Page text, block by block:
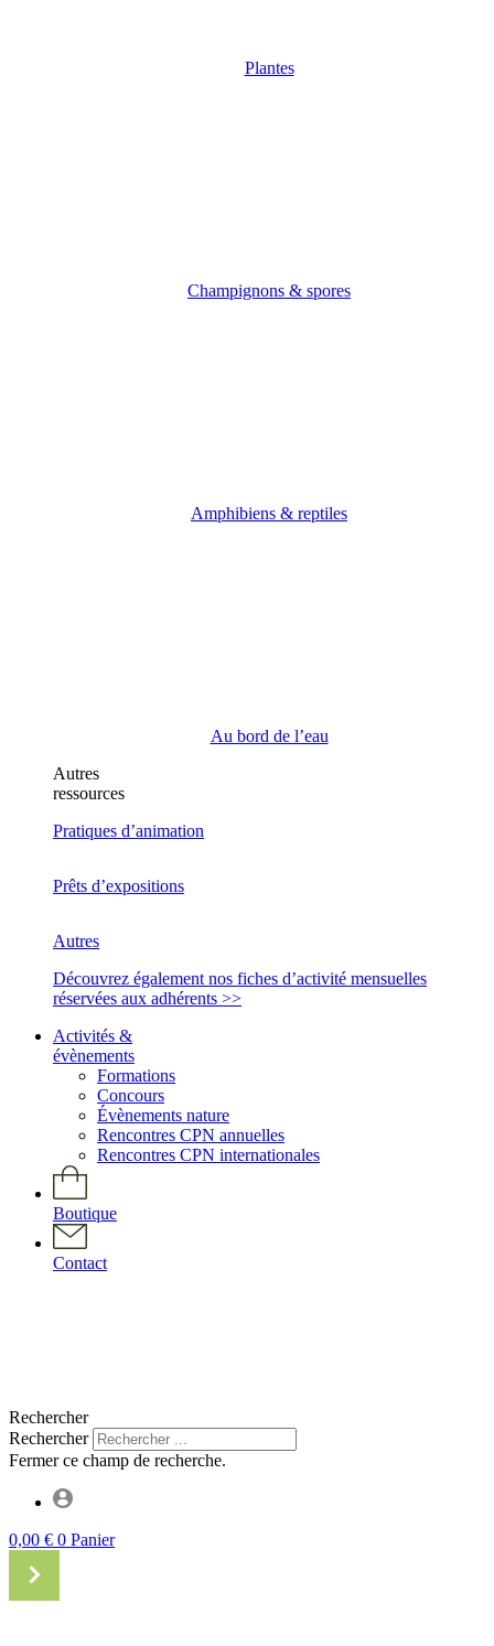
Plantes
Champignons & spores
Amphibiens & reptiles
Au bord de l’eau
Autres
ressources
Pratiques d’animation
Prêts d’expositions
Autres
Découvrez également nos fiches d’activité mensuelles
réservées aux adhérents >>
Activités &
évènements
Formations
Concours
Évènements nature
Rencontres CPN annuelles
Rencontres CPN internationales
Boutique
Contact
Rechercher
Rechercher
Fermer ce champ de recherche.
0,00 € 0 Panier